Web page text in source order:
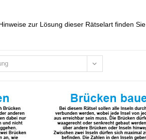
zur Lösung dieser Rätselart finden Sie